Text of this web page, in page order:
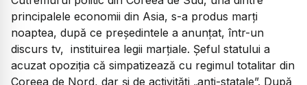
principalele economii din Asia, s-a produs marți
noaptea, după ce președintele a anunțat, într-un
discurs tv, instituirea legii marțiale. Șeful statului a
acuzat opoziția că simpatizează cu regimul totalitar din
Coreea de Nord, dar și de activități „anti-statale”. După